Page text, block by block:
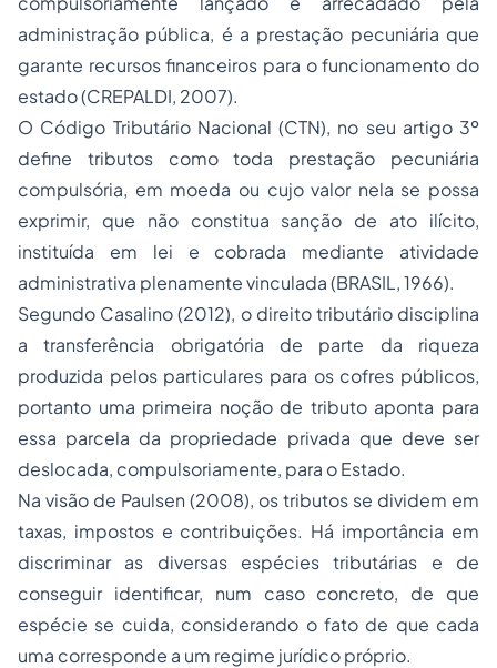
administração pública, é a prestação pecuniária que
garante recursos financeiros para o funcionamento do
estado (CREPALDI, 2007).
O Código Tributário Nacional (CTN), no seu artigo 3º
define tributos como toda prestação pecuniária
compulsória, em moeda ou cujo valor nela se possa
exprimir, que não constitua sanção de ato ilícito,
instituída em lei e cobrada mediante atividade
administrativa plenamente vinculada (BRASIL, 1966).
Segundo Casalino (2012), o direito tributário disciplina
a transferência obrigatória de parte da riqueza
produzida pelos particulares para os cofres públicos,
portanto uma primeira noção de tributo aponta para
essa parcela da propriedade privada que deve ser
deslocada, compulsoriamente, para o Estado.
Na visão de Paulsen (2008), os tributos se dividem em
taxas, impostos e contribuições. Há importância em
discriminar as diversas espécies tributárias e de
conseguir identificar, num caso concreto, de que
espécie se cuida, considerando o fato de que cada
uma corresponde a um regime jurídico próprio.